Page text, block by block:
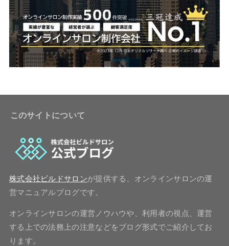
このサイトについて
株式会社ビルドサロンが提供する、オンラインサロンの運
営マニュアルブログです。
オンラインサロンの運営ノウハウや、利用者の視点、運営
する上での法務上の注意などをブログ形式でご紹介してお
ります。